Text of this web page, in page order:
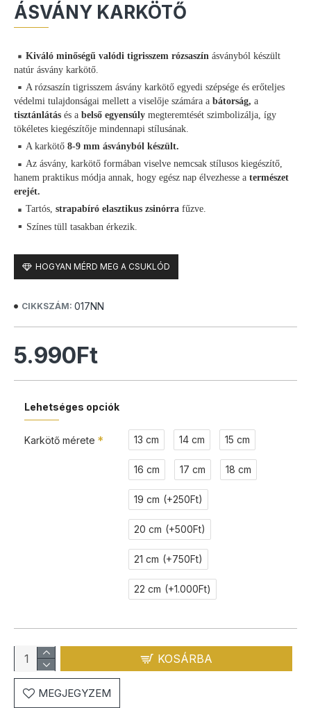
ÁSVÁNY KARKÖTŐ
Kiváló minőségű valódi tigrisszem rózsaszín ásványból készült
natúr ásvány karkötő.
A rózsaszín tigrisszem ásvány karkötő egyedi szépsége és erőteljes
védelmi tulajdonságai mellett a viselője számára a bátorság, a
tisztánlátás és a belső egyensúly megteremtését szimbolizálja, így
tökéletes kiegészítője mindennapi stílusának.
A karkötő 8-9 mm ásványból készült.
Az ásvány, karkötő formában viselve nemcsak stílusos kiegészítő,
hanem praktikus módja annak, hogy egész nap élvezhesse a természet
erejét.
Tartós, strapabíró elasztikus zsinórrafűzve.
Színes tüll tasakban érkezik.
HOGYAN MÉRD MEG A CSUKLÓD
5.990Ft
CIKKSZÁM: 017NN
Lehetséges opciók
Karkötő mérete 13 cm 14 cm 15 cm
16 cm 17 cm 18 cm
19 cm (+250Ft)
20 cm (+500Ft)
21 cm (+750Ft)
22 cm (+1.000Ft)
KOSÁRBA
MEGJEGYZEM